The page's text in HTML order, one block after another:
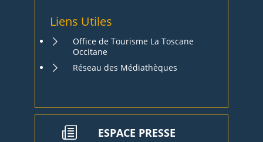
Liens Utiles
Office de Tourisme La Toscane
Occitane
Réseau des Médiathèques
ESPACE PRESSE